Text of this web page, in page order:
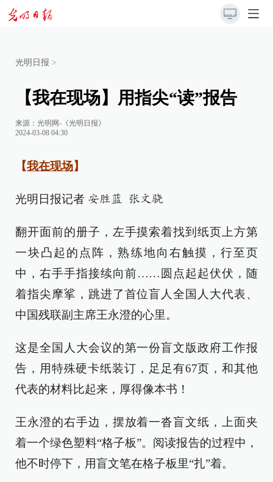
光明日报 >
【我在现场】用指尖“读”报告
来源： 光明网-《光明日报》
2024-03-08 04:30
【我在现场】
光明日报记者 安胜蓝 张文骁
翻开面前的册子，左手摸索着找到纸页上方第
一块凸起的点阵，熟练地向右触摸，行至页
中，右手手指接续向前……圆点起起伏伏，随
着指尖摩挲，跳进了首位盲人全国人大代表、
中国残联副主席王永澄的心里。
这是全国人大会议的第一份盲文版政府工作报
告，用特殊硬卡纸装订，足足有67页，和其他
代表的材料比起来，厚得像本书！
王永澄的右手边，摆放着一沓盲文纸，上面夹
着一个绿色塑料“格子板”。阅读报告的过程中，
他不时停下，用盲文笔在格子板里“扎”着。